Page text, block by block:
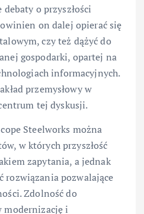
o przyszłości
on dalej opierać się
czy też dążyć do
gospodarki, opartej na
informacyjnych.
przemysłowy w
tej dyskusji.
Steelworks można
w których przyszłość
zapytania, a jednak
rozwiązania pozwalające
Zdolność do
modernizację i